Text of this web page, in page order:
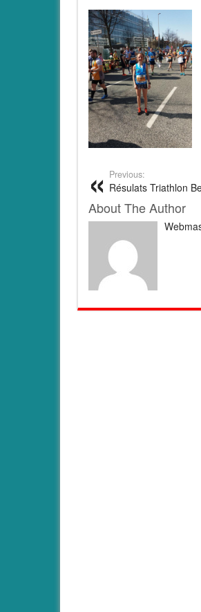
Previous:
Résulats Triathlon
About The Author